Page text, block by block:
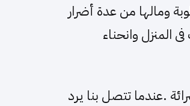
ومالها من عدة أضرار
المنزل وانحناء
.عندما تتصل بنا يرد